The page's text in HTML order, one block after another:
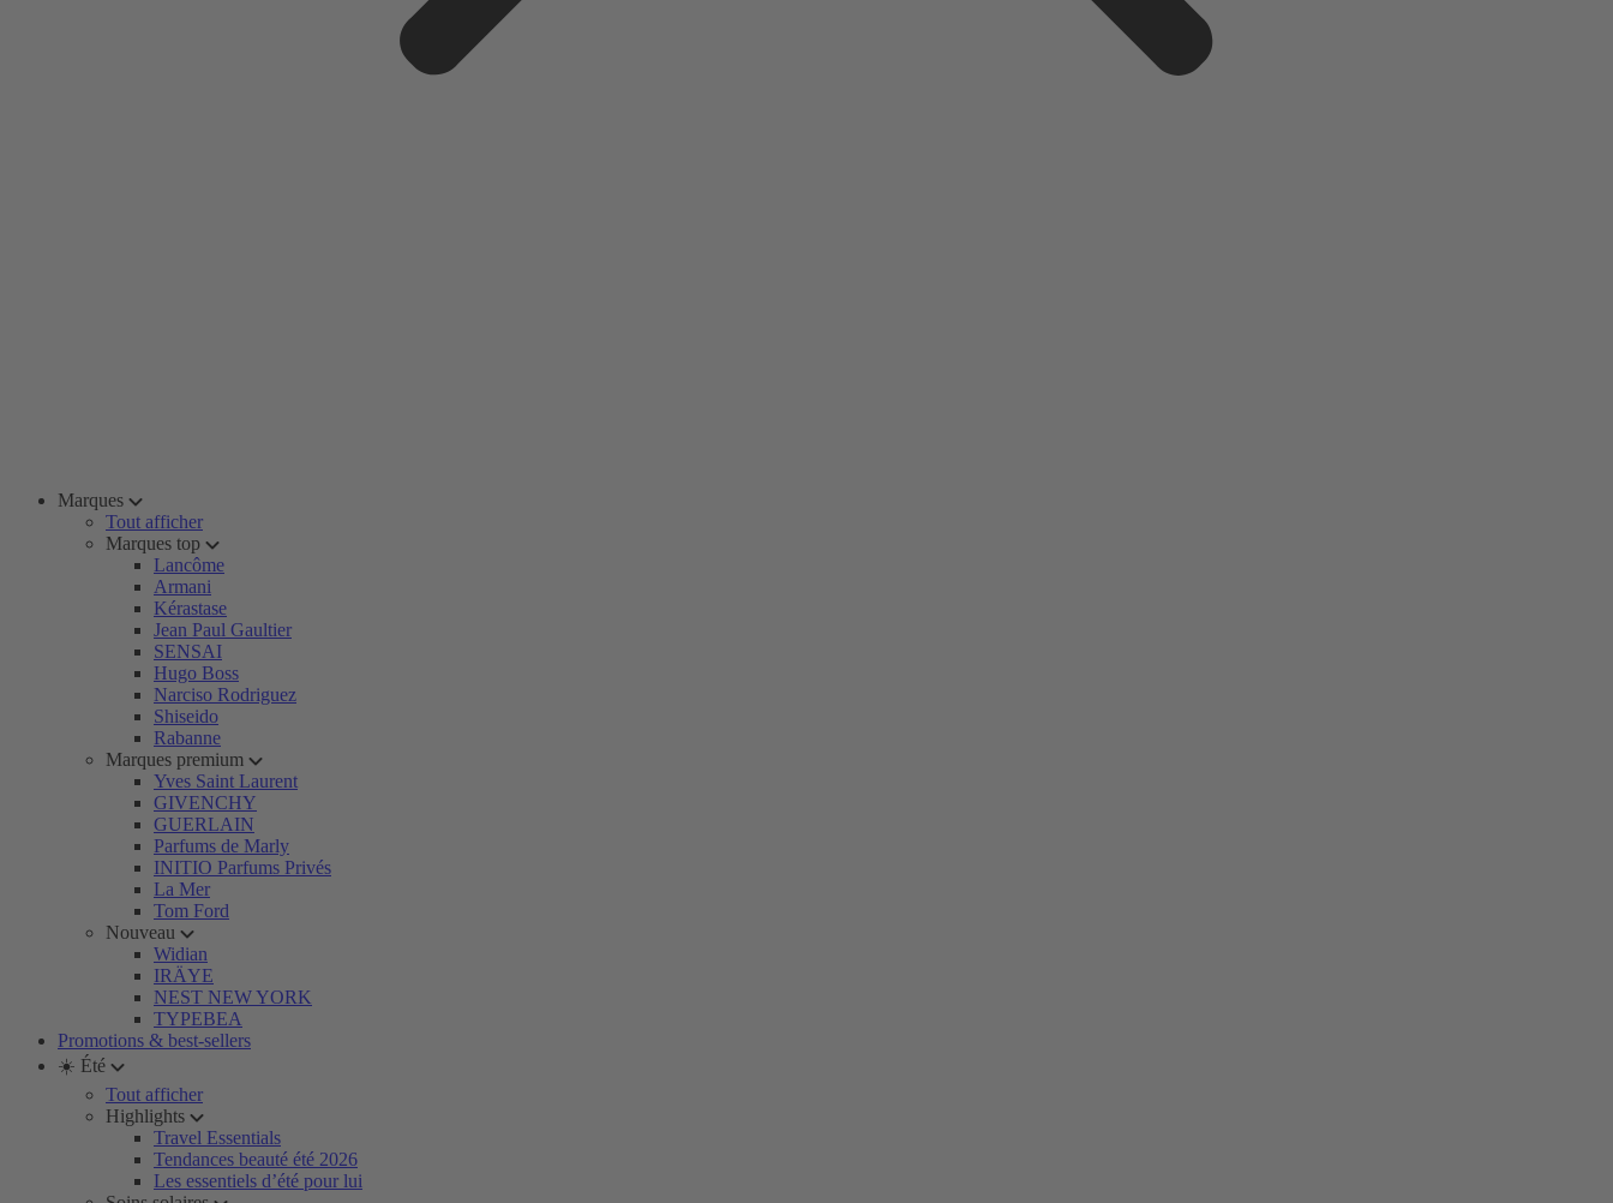
Marques
Tout afficher
Marques top
Lancôme
Armani
Kérastase
Jean Paul Gaultier
SENSAI
Hugo Boss
Narciso Rodriguez
Shiseido
Rabanne
Marques premium
Yves Saint Laurent
GIVENCHY
GUERLAIN
Parfums de Marly
INITIO Parfums Privés
La Mer
Tom Ford
Nouveau
Widian
IRÄYE
NEST NEW YORK
TYPEBEA
Promotions & best-sellers
☀️ Été
Tout afficher
Highlights
Travel Essentials
Tendances beauté été 2026
Les essentiels d’été pour lui